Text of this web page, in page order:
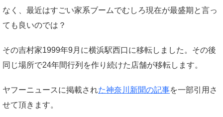
なく、最近はすごい家系ブームでむしろ現在が最盛期と言っ
ても良いのでは？
その吉村家1999年9月に横浜駅西口に移転しました。その後
同じ場所で24年間行列を作り続けた店舗が移転します。
ヤフーニュースに掲載された神奈川新聞の記事を一部引用さ
せて頂きます。